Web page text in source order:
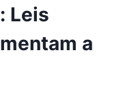
Leis
a